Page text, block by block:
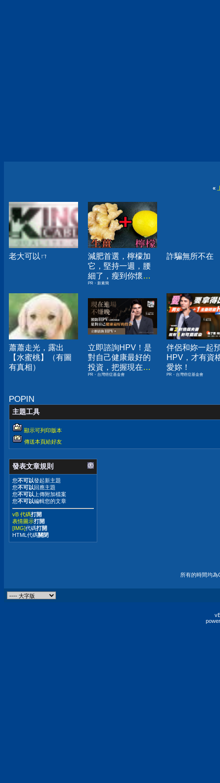
«
老大可以ㄇ
減肥首選，檸檬加
它，堅持一週，腰
細了，瘦到你懷疑
人生
PR・新素簡
詐騙無所不在
蕭蕭走光，露出
【水蜜桃】（有圖
有真相）
立即諮詢HPV！是
對自己健康最好的
投資，把握現在不
嫌晚！
PR・台灣癌症基金會
伴侶和妳一起
HPV，才有資
愛妳！
PR・台灣癌症基金會
POPIN
主題工具
顯示可列印版本
傳送本頁給好友
發表文章規則
您不可以發起新主題
您不可以 回應主題
您不可以 上傳附加檔案
您不可以編輯您的文章
vB 代碼打開
表情圖示打開
[IMG]代碼打開
HTML代碼關閉
所有的時間均為